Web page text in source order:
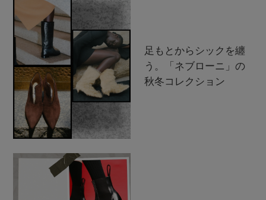
足もとからシックを纏
う。「ネブローニ」の
秋冬コレクション